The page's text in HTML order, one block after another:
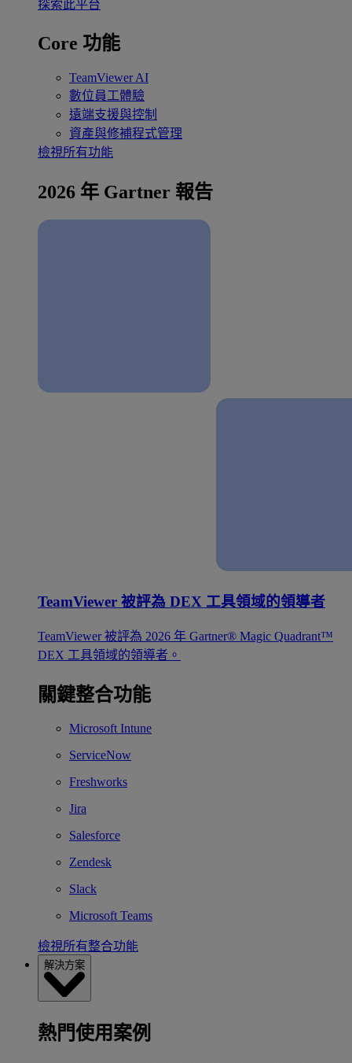
探索此平台
Core 功能
TeamViewer AI
數位員工體驗
遠端支援與控制
資產與修補程式管理
檢視所有功能
2026 年 Gartner 報告
TeamViewer 被評為 DEX 工具領域的領導者
TeamViewer 被評為 2026 年 Gartner® Magic Quadrant™
DEX 工具領域的領導者。
關鍵整合功能
Microsoft Intune
ServiceNow
Freshworks
Jira
Salesforce
Zendesk
Slack
Microsoft Teams
檢視所有整合功能
解決方案
熱門使用案例